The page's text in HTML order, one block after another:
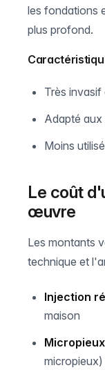
les fondations
plus profond.
Très invasif
Adapté aux
Moins
Le coût
œuvre
Les montants
technique et
Injection
maison
Micropieux
micropieux)